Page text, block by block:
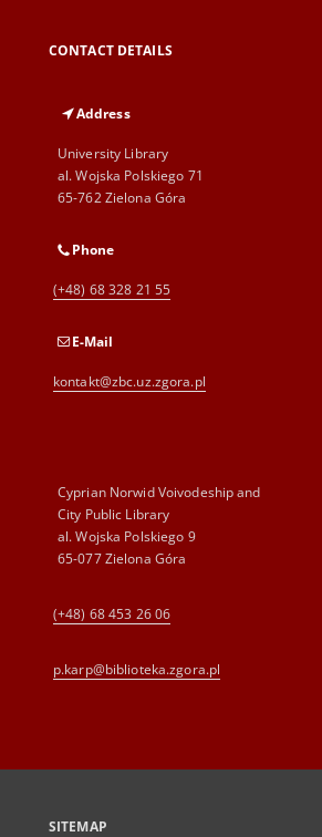
CONTACT DETAILS
Address
University Library
al. Wojska Polskiego 71
65-762 Zielona Góra
Phone
(+48) 68 328 21 55
E-Mail
kontakt@zbc.uz.zgora.pl
Cyprian Norwid Voivodeship and
City Public Library
al. Wojska Polskiego 9
65-077 Zielona Góra
(+48) 68 453 26 06
p.karp@biblioteka.zgora.pl
SITEMAP